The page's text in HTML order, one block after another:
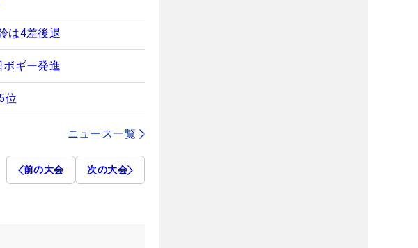
は4差後退
ギー発進
位
ニュース一覧
前の大会 次の大会